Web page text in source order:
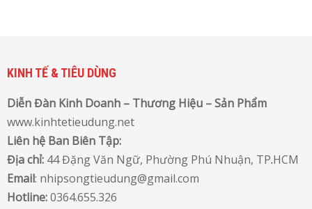
KINH TẾ & TIÊU DÙNG
Diễn Đàn Kinh Doanh – Thương Hiệu – Sản Phẩm
www.kinhtetieudung.net
Liên hệ Ban Biên Tập:
Địa chỉ: 44 Đặng Văn Ngữ, Phường Phú Nhuận, TP.HCM
Email: nhipsongtieudung@gmail.com
Hotline:0364.655.326